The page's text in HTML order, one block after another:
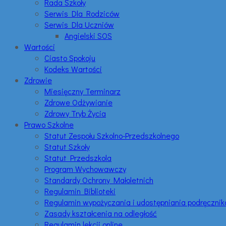
Rada Szkoły
Serwis Dla Rodziców
Serwis Dla Uczniów
Angielski SOS
Wartości
Ciasto Spokoju
Kodeks Wartości
Zdrowie
Miesięczny Terminarz
Zdrowe Odżywianie
Zdrowy Tryb Życia
Prawo Szkolne
Statut Zespołu Szkolno-Przedszkolnego
Statut Szkoły
Statut Przedszkola
Program Wychowawczy
Standardy Ochrony Małoletnich
Regulamin Biblioteki
Regulamin wypożyczania i udostępniania
Zasady kształcenia na odległość